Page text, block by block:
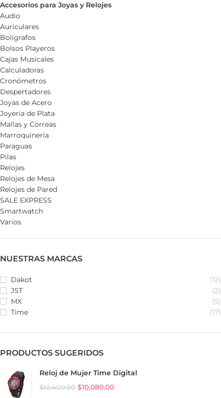
Accesorios para Joyas y Relojes
Audio
Auriculares
Bolígrafos
Bolsos Playeros
Cajas Musicales
Calculadoras
Cronómetros
Despertadores
Joyas de Acero
Joyeria de Plata
Mallas y Correas
Marroquinería
Paraguas
Pilas
Relojes
Relojes de Mesa
Relojes de Pared
SALE EXPRESS
Smartwatch
Varios
NUESTRAS MARCAS
Dakot
(12)
JST
(2)
MX
(5)
Time
(17)
PRODUCTOS SUGERIDOS
Reloj de Mujer Time Digital
$10,400.00 $10,080.00